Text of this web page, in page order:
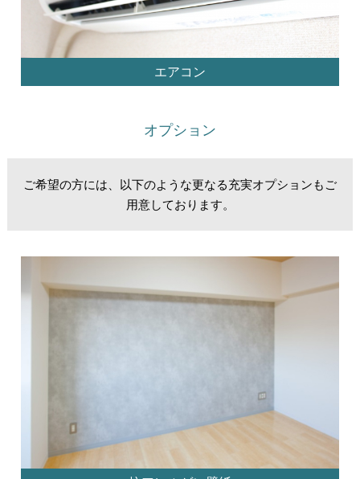
エアコン
オプション
ご希望の方には、以下のような更なる充実オプションもご
用意しております。